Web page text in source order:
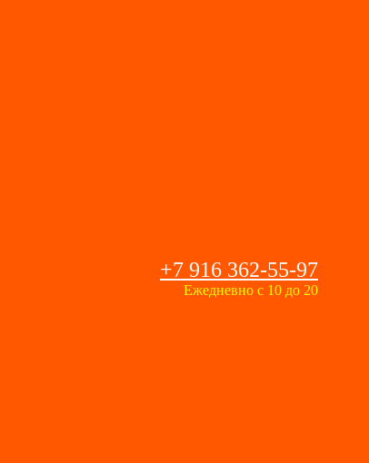
+7 916 362-55-97
Ежедневно с 10 до 20